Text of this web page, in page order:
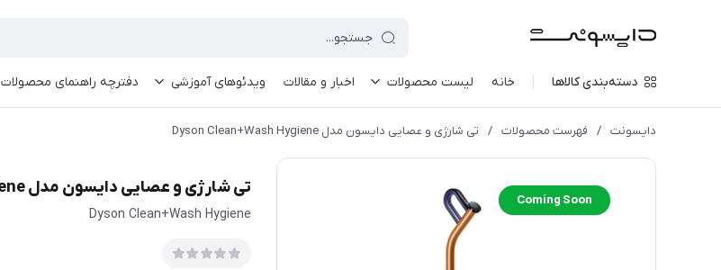
دسته‌بندی کالاها خانه لیست محصولات اخبار و مقالات ویدئو‌های آموزشی دفترچه راهنمای محصولات
دایسونت / فهرست محصولات / تی شارژی و عصایی دایسون مدل Dyson Clean+Wash Hygiene
Coming Soon
Coming Soon
تی شارژی و عصایی دایسون مدل Dyson Clean+Wash Hygiene
Dyson Clean+Wash Hygiene